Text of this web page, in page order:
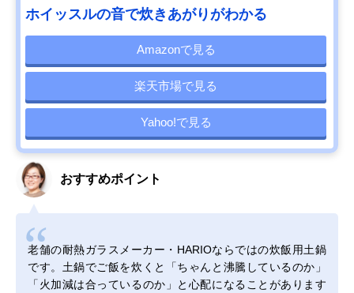
ホイッスルの音で炊きあがりがわかる
Amazonで見る
楽天市場で見る
Yahoo!で見る
おすすめポイント
老舗の耐熱ガラスメーカー・HARIOならではの炊飯用土鍋
です。土鍋でご飯を炊くと「ちゃんと沸騰しているのか」
「火加減は合っているのか」と心配になることがあります